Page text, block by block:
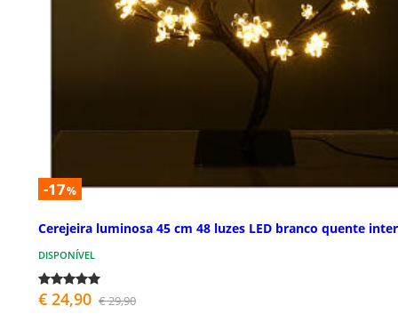
-17%
Cerejeira luminosa 45 cm 48 luzes LED branco quente
DISPONÍVEL
€ 24,90 € 29,90